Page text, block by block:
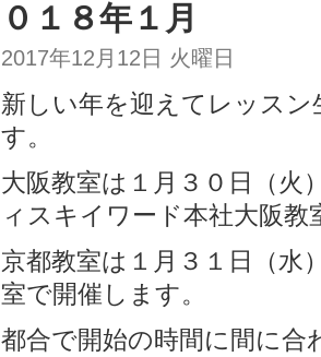
０１８年１月
2017年12月12日 火曜日
新しい年を迎えてレッス
す。
大阪教室は１月３０日（火
ィスキイワード本社大阪教
京都教室は１月３１日（水
室で開催します。
都合で開始の時間に間に